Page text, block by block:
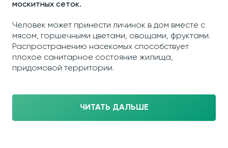
москитных сеток.
Человек может принести личинок в дом вместе с
мясом, горшечными цветами, овощами, фруктами.
Распространению насекомых способствует
плохое санитарное состояние жилища,
придомовой территории.
ЧИТАТЬ ДАЛЬШЕ